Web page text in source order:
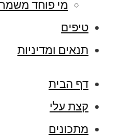
מי פוחד
טיפים
תנאים ומדיניות
דף הבית
קצת עלי
מתכונים